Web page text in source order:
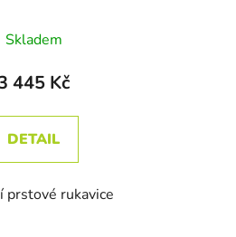
Skladem
445 Kč
DETAIL
prstové rukavice